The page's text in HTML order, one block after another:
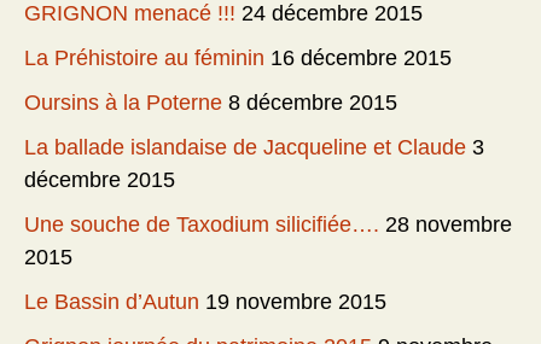
GRIGNON menacé !!! 24 décembre 2015
La Préhistoire au féminin 16 décembre 2015
Oursins à la Poterne 8 décembre 2015
La ballade islandaise de Jacqueline et Claude 3
décembre 2015
Une souche de Taxodium silicifiée…. 28 novembre
2015
Le Bassin d’Autun 19 novembre 2015